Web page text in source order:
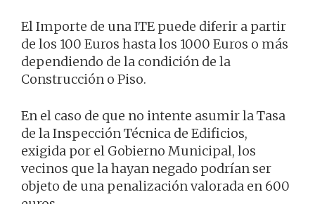
El Importe de una ITE puede diferir a partir
de los 100 Euros hasta los 1000 Euros o más
dependiendo de la condición de la
Construcción o Piso.
En el caso de que no intente asumir la Tasa
de la Inspección Técnica de Edificios,
exigida por el Gobierno Municipal, los
vecinos que la hayan negado podrían ser
objeto de una penalización valorada en 600